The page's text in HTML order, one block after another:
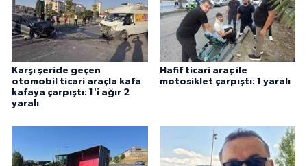
Karşı şeride geçen
otomobil ticari araçla kafa
kafaya çarpıştı: 1'i ağır 2
yaralı
Hafif ticari araç ile
motosiklet çarpıştı: 1 yaralı